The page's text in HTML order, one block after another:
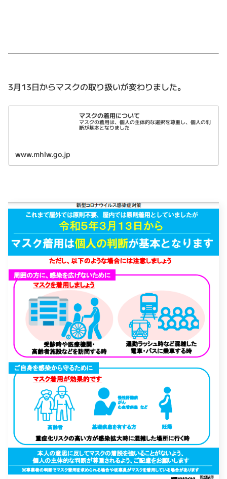
3月13日からマスクの取り扱いが変わりました。
マスクの着用について
マスクの着用は、個人の主体的な選択を尊重し、個人の判
断が基本となりました
www.mhlw.go.jp